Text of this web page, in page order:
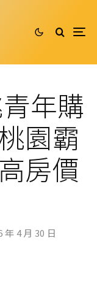
年購
園霸
房價
年 4 月 30 日